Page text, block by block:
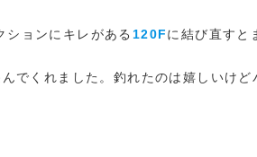
ションにキレがある 120Fに結び直すと
でくれました。釣れたのは嬉しいけ